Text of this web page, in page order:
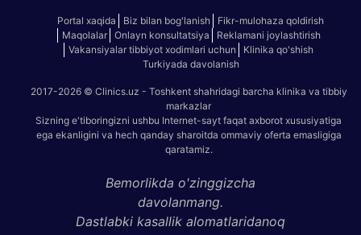
Portal xaqida Biz bilan bog'lanish
Fikr-mulohaza qoldirish
Maqolalar
Onlayn konsultatsiya
Reklamani joylashtirish
Vakansiyalar tibbiyot xodimlari uchun
Klinika qo'shish
Turkiyada davolanish
2017-2026 © Clinics.uz - Toshkent shahridagi barcha klinika va tibbiy
markazlar
Sizning e'tiboringizni ushbu Internet-sayt faqat axborot xususiyatiga
ega ekanligini va hech qanday sharoitda ommaviy oferta emasligiga
qaratamiz.
Bemorlikda o'zinggizcha
davolanmang.
Dastlabki kasallik alomatlaridanoq